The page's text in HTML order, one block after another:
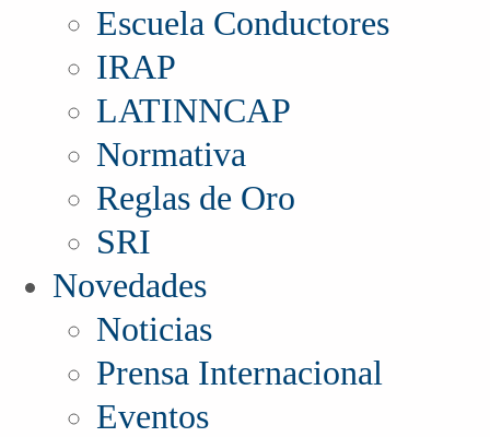
Escuela Conductores
IRAP
LATINNCAP
Normativa
Reglas de Oro
SRI
Novedades
Noticias
Prensa Internacional
Eventos